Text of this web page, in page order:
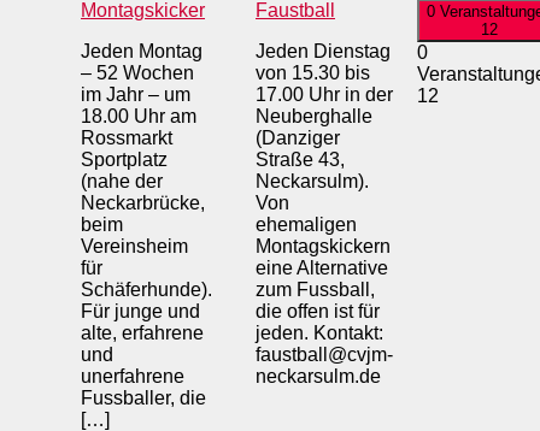
Montagskicker
Jeden Montag
– 52 Wochen
im Jahr – um
18.00 Uhr am
Rossmarkt
Sportplatz
(nahe der
Neckarbrücke,
beim
Vereinsheim
für
Schäferhunde).
Für junge und
alte, erfahrene
und
unerfahrene
Fussballer, die
[…]
Faustball
Jeden Dienstag
von 15.30 bis
17.00 Uhr in der
Neuberghalle
(Danziger
Straße 43,
Neckarsulm).
Von
ehemaligen
Montagskickern
eine Alternative
zum Fussball,
die offen ist für
jeden. Kontakt:
faustball@cvjm-
neckarsulm.de
0
12
0
12